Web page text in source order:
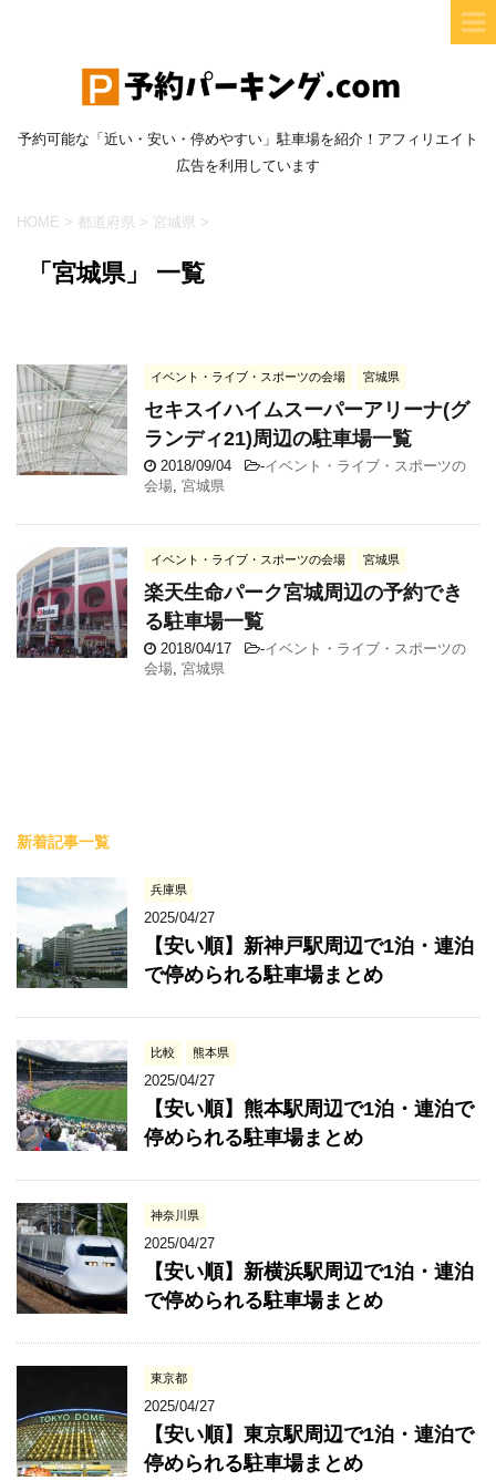
予約可能な「近い・安い・停めやすい」駐車場を紹介！アフィリエイト
広告を利用しています
HOME > 都道府県 > 宮城県 >
「宮城県」 一覧
イベント・ライブ・スポーツの会場 宮城県
セキスイハイムスーパーアリーナ(グ
ランディ21)周辺の駐車場一覧
2018/09/04 -イベント・ライブ・スポーツの
会場, 宮城県
イベント・ライブ・スポーツの会場 宮城県
楽天生命パーク宮城周辺の予約でき
る駐車場一覧
2018/04/17 -イベント・ライブ・スポーツの
会場, 宮城県
新着記事一覧
兵庫県
2025/04/27
【安い順】新神戸駅周辺で1泊・連泊
で停められる駐車場まとめ
比較 熊本県
2025/04/27
【安い順】熊本駅周辺で1泊・連泊で
停められる駐車場まとめ
神奈川県
2025/04/27
【安い順】新横浜駅周辺で1泊・連泊
で停められる駐車場まとめ
東京都
2025/04/27
【安い順】東京駅周辺で1泊・連泊で
停められる駐車場まとめ